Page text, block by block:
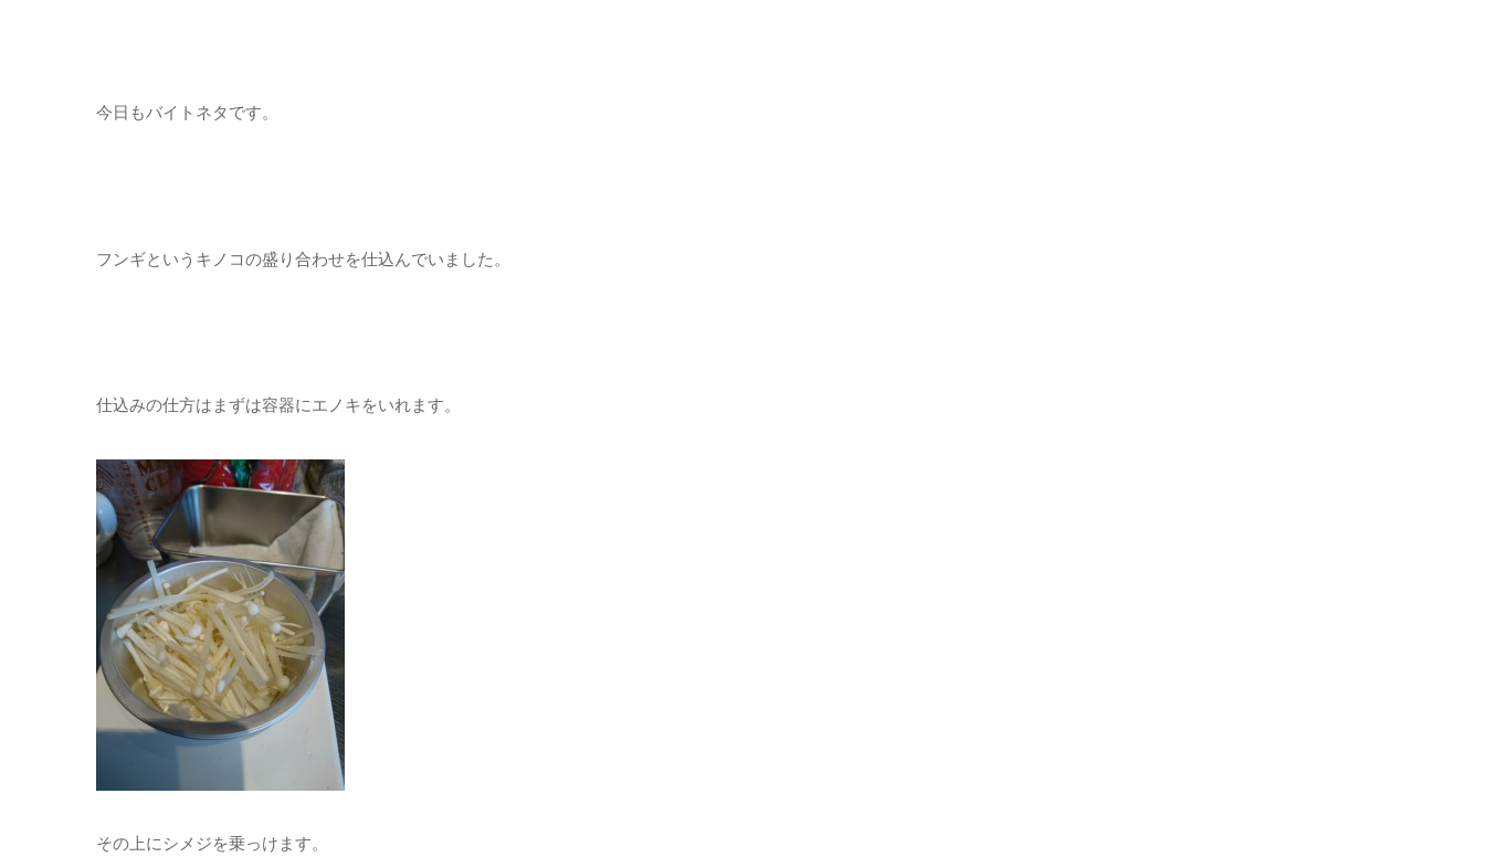
今日もバイトネタです。
フンギというキノコの盛り合わせを仕込んでいました。
仕込みの仕方はまずは容器にエノキをいれます。
その上にシメジを乗っけます。